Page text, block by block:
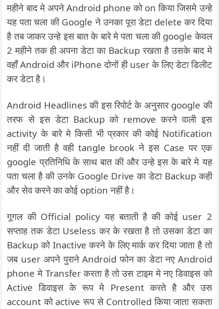
महीने बाद मे अपने Android phone को on किया जिसमे उन्हे
यह पता चला की Google ने उनका पूरा डेटा delete कर दिया
है तब जाकर उन्हे इस बात के बारे मे पता चला की google केवल
2 महीने तक ही अपना डेटा का Backup रखता है उसके बाद मे
वहाँ Android और iPhone दोनों ही user के लिए डेटा डिलीट
कर डेटा है।
Android Headlines की इस रिपोर्ट के अनुसार google की
तरफ से इस डेटा Backup को remove करने वाली इस
activity के बारे मे किसी भी प्रकार की कोई Notification
नहीं दी जाती है वही tangle brook ने इस Case पर एक
google प्रतिनिधि के साथ बात की और उन्हे इस के बारे मे यह
पता चला है की उनके Google Drive का डेटा Backup कही
और सेव करने का कोई option नहीं है।
गूगल की Official policy यह बताती है की कोई user 2
सप्ताह तक डेटा Useless कर के रखता है तो उसका डेटा का
Backup को Inactive करने के लिए मार्क कर दिया जाता है तो
जब user अपने पुराने Android फोन का डेटा नए Android
phone मे Transfer करता है तो उस टाइम मे नए डिवाइस को
Active डिवाइस के रूप मे Present करते है और उस
account को active रूप से Controlled किया जाता सकता